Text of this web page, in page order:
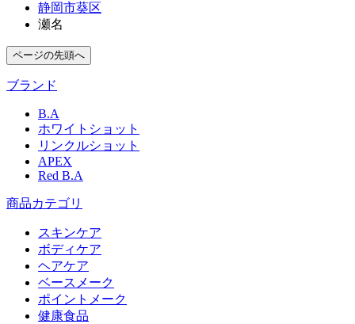
静岡市葵区
瀬名
ページの先頭へ
ブランド
B.A
ホワイトショット
リンクルショット
APEX
Red B.A
商品カテゴリ
スキンケア
ボディケア
ヘアケア
​ベースメーク​
ポイントメーク​
健康食品